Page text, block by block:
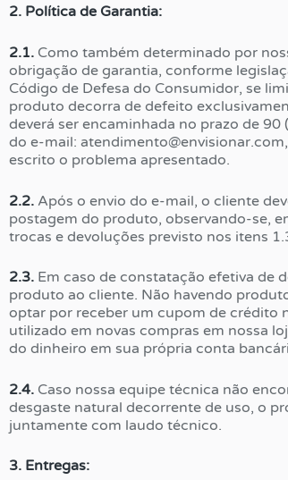
2. Política de Garantia:
2.1. Como também determinado por
obrigação de garantia, conforme
Código de Defesa do Consumidor, se
produto decorra de defeito
deverá ser encaminhada no prazo de
do e-mail: atendimento@envisionar.com
escrito o problema apresentado.
2.2. Após o envio do e-mail, o cliente
postagem do produto, observando-se,
trocas e devoluções previsto nos itens
2.3. Em caso de constatação efetiva de
produto ao cliente. Não havendo
optar por receber um cupom de crédito
utilizado em novas compras em nossa
do dinheiro em sua própria conta
2.4. Caso nossa equipe técnica não
desgaste natural decorrente de uso, o
juntamente com laudo técnico.
3. Entregas: